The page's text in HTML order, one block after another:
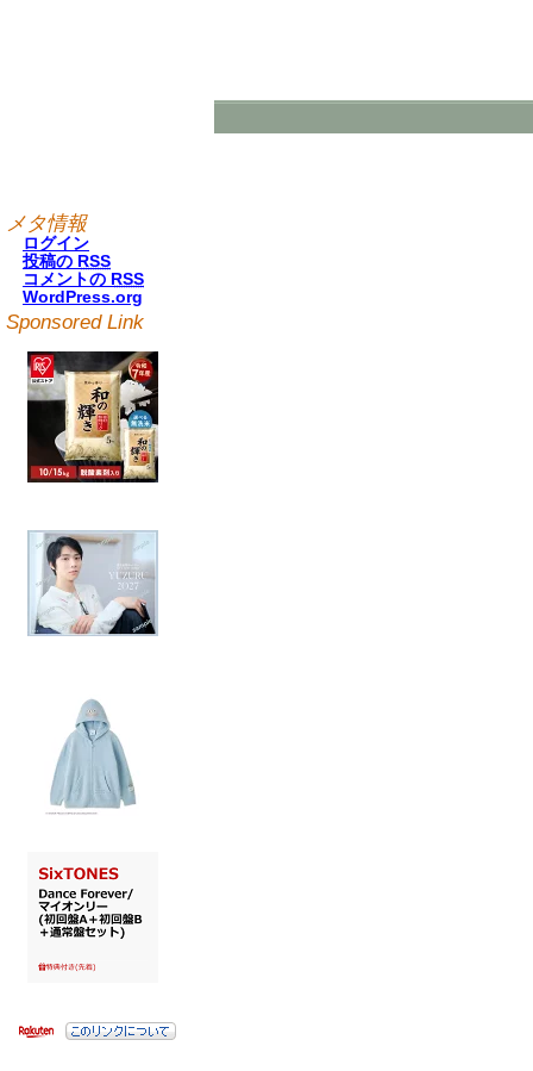
メタ情報
ログイン
投稿の RSS
コメントの RSS
WordPress.org
Sponsored Link